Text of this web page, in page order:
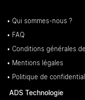
• Qui sommes-nous ?
• FAQ
• Conditions générales
• Mentions légales
• Politique de
ADS Technologie